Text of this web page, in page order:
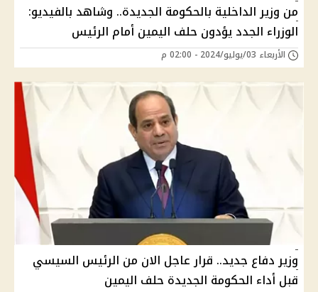
من وزير الداخلية بالحكومة الجديدة.. وشاهد بالفيديو:
الوزراء الجدد يؤدون حلف اليمين أمام الرئيس
الأربعاء 03/يوليو/2024 - 02:00 م
وزير دفاع جديد.. قرار عاجل الان من الرئيس السيسي
قبل أداء الحكومة الجديدة حلف اليمين